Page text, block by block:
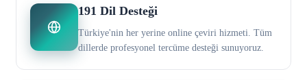
191 Dil Desteği
Türkiye'nin her yerine online çeviri hizmeti. Tüm
dillerde profesyonel tercüme desteği sunuyoruz.